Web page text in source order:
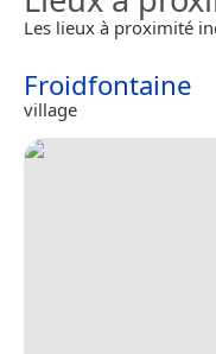
Les lieux à proximité
Froidfontaine
village